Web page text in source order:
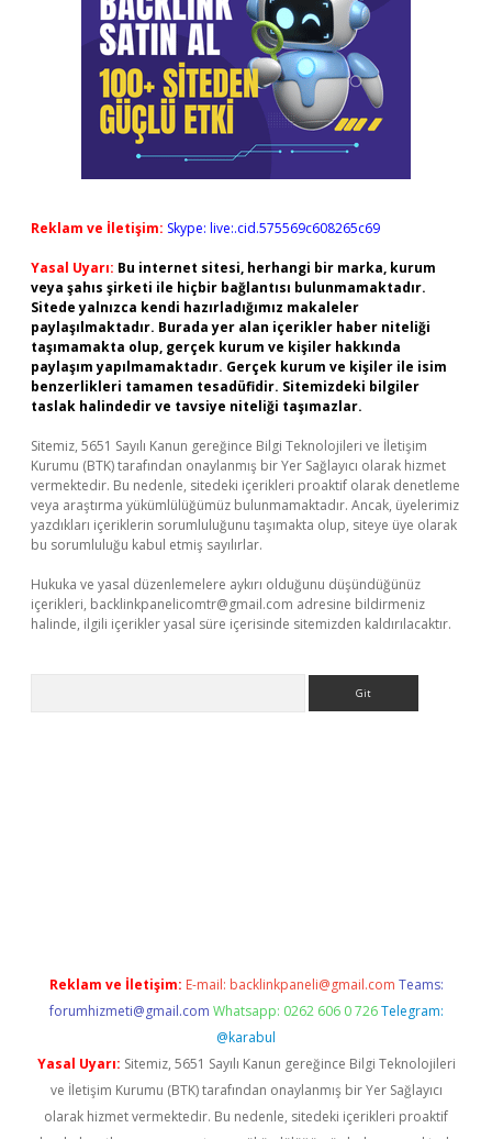
Reklam ve İletişim: Skype: live:.cid.575569c608265c69
Yasal Uyarı: Bu internet sitesi, herhangi bir marka, kurum
veya şahıs şirketi ile hiçbir bağlantısı bulunmamaktadır.
Sitede yalnızca kendi hazırladığımız makaleler
paylaşılmaktadır. Burada yer alan içerikler haber niteliği
taşımamakta olup, gerçek kurum ve kişiler hakkında
paylaşım yapılmamaktadır. Gerçek kurum ve kişiler ile isim
benzerlikleri tamamen tesadüfidir. Sitemizdeki bilgiler
taslak halindedir ve tavsiye niteliği taşımazlar.
Sitemiz, 5651 Sayılı Kanun gereğince Bilgi Teknolojileri ve İletişim
Kurumu (BTK) tarafından onaylanmış bir Yer Sağlayıcı olarak hizmet
vermektedir. Bu nedenle, sitedeki içerikleri proaktif olarak denetleme
veya araştırma yükümlülüğümüz bulunmamaktadır. Ancak, üyelerimiz
yazdıkları içeriklerin sorumluluğunu taşımakta olup, siteye üye olarak
bu sorumluluğu kabul etmiş sayılırlar.
Hukuka ve yasal düzenlemelere aykırı olduğunu düşündüğünüz
içerikleri, backlinkpanelicomtr@gmail.com adresine bildirmeniz
halinde, ilgili içerikler yasal süre içerisinde sitemizden kaldırılacaktır.
Reklam ve İletişim: E-mail: backlinkpaneli@gmail.com Teams:
forumhizmeti@gmail.com Whatsapp: 0262 606 0 726 Telegram:
@karabul
Yasal Uyarı: Sitemiz, 5651 Sayılı Kanun gereğince Bilgi Teknolojileri
ve İletişim Kurumu (BTK) tarafından onaylanmış bir Yer Sağlayıcı
olarak hizmet vermektedir. Bu nedenle, sitedeki içerikleri proaktif